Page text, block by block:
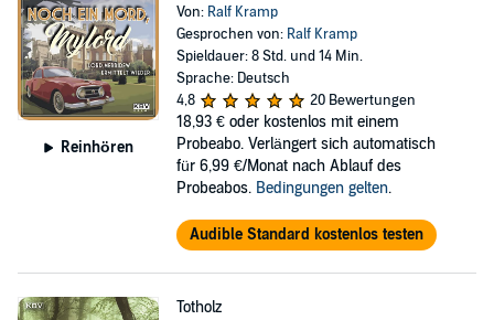
Reinhören
Von: Ralf Kramp
Gesprochen von: Ralf Kramp
Spieldauer: 8 Std. und 14 Min.
Sprache: Deutsch
4,8
20 Bewertungen
18,93 € oder kostenlos mit einem
Probeabo. Verlängert sich automatisch
für 6,99 €/Monat nach Ablauf des
Probeabos. Bedingungen gelten.
Audible Standard kostenlos testen
Totholz